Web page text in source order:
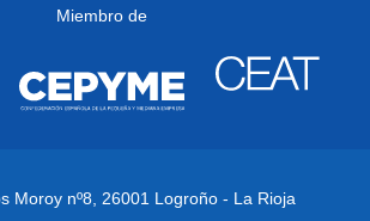
Miembro de
Moroy nº8, 26001 Logroño - La Rioja